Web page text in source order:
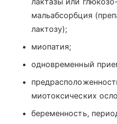
мальабсорбция
лактозу);
миопатия;
одновременный
миотоксических
беременность,